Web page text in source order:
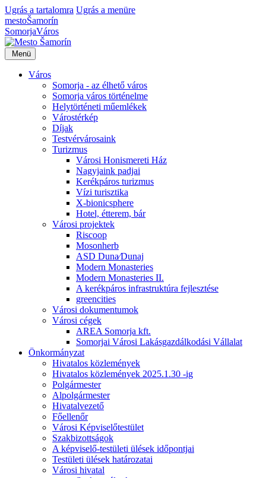
Ugrás a tartalomra Ugrás a menüre
mestoŠamorín
SomorjaVáros
Menü
Város
Somorja - az élhető város
Somorja város történelme
Helytörténeti műemlékek
Várostérkép
Díjak
Testvérvárosaink
Turizmus
Városi Honismereti Ház
Nagyjaink padjai
Kerékpáros turizmus
Vízi turisztika
X-bionicsphere
Hotel, étterem, bár
Városi projektek
Riscoop
Mosonherb
ASD Duna⁄Dunaj
Modern Monasteries
Modern Monasteries II.
A kerékpáros infrastruktúra fejlesztése
greencities
Városi dokumentumok
Városi cégek
AREA Somorja kft.
Somorjai Városi Lakásgazdálkodási Vállalat
Önkormányzat
Hivatalos közlemények
Hivatalos közlemények 2025.1.30 -ig
Polgármester
Alpolgármester
Hivatalvezető
Főellenőr
Városi Képviselőtestület
Szakbizottságok
A képviselő-testületi ülések időpontjai
Testületi ülések határozatai
Városi hivatal